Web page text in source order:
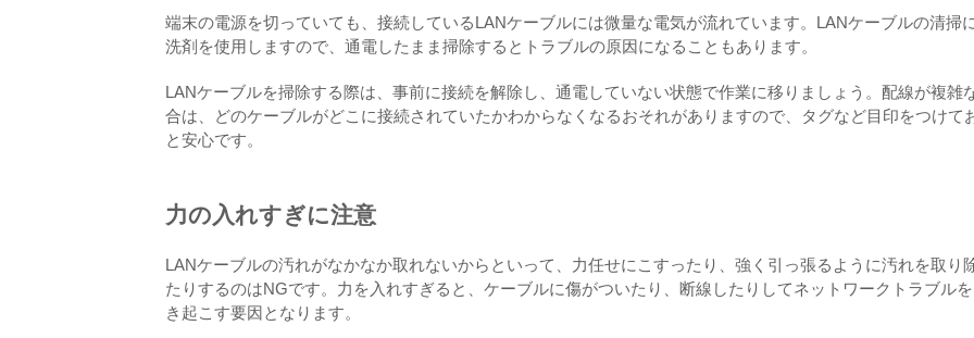
端末の電源を切っていても、接続しているLANケーブルには微量な電気が流れています。LANケーブルの清掃
洗剤を使用しますので、通電したまま掃除するとトラブルの原因になることもあります。
LANケーブルを掃除する際は、事前に接続を解除し、通電していない状態で作業に移りましょう。配線が複雑
合は、どのケーブルがどこに接続されていたかわからなくなるおそれがありますので、タグなど目印をつけて
と安心です。
力の入れすぎに注意
LANケーブルの汚れがなかなか取れないからといって、力任せにこすったり、強く引っ張るように汚れを取り
たりするのはNGです。力を入れすぎると、ケーブルに傷がついたり、断線したりしてネットワークトラブルを
き起こす要因となります。